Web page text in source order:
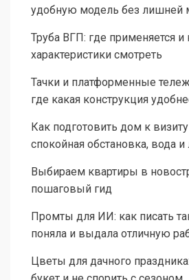
удобную модель без лишней
Труба ВГП: где применяется и
характеристики смотреть
Тачки и платформенные
где какая конструкция
Как подготовить дом к
спокойная обстановка, вода и
Выбираем квартиры в
пошаговый гид
Промты для ИИ: как писать
поняла и выдала отличную
Цветы для дачного